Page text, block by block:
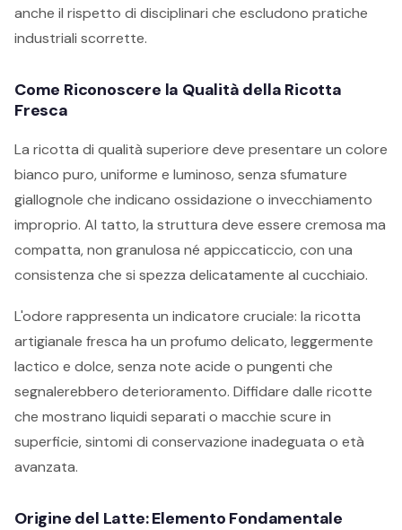
anche il rispetto di disciplinari che escludono pratiche
industriali scorrette.
Come Riconoscere la Qualità della Ricotta
Fresca
La ricotta di qualità superiore deve presentare un colore
bianco puro, uniforme e luminoso, senza sfumature
giallognole che indicano ossidazione o invecchiamento
improprio. Al tatto, la struttura deve essere cremosa ma
compatta, non granulosa né appiccaticcio, con una
consistenza che si spezza delicatamente al cucchiaio.
L'odore rappresenta un indicatore cruciale: la ricotta
artigianale fresca ha un profumo delicato, leggermente
lactico e dolce, senza note acide o pungenti che
segnalerebbero deterioramento. Diffidare dalle ricotte
che mostrano liquidi separati o macchie scure in
superficie, sintomi di conservazione inadeguata o età
avanzata.
Origine del Latte: Elemento Fondamentale